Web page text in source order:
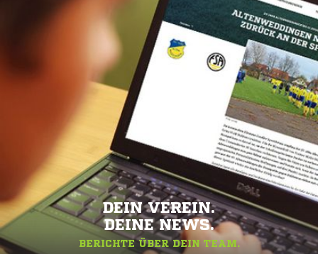
DEIN VEREIN.
DEINE NEWS.
BERICHTE ÜBER DEIN TEAM.